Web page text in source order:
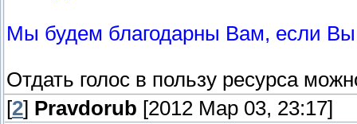
Мы будем благодарны Вам, если Вы
Отдать голос в пользу ресурса
[2] Pravdorub [2012 Мар 03, 23:17]